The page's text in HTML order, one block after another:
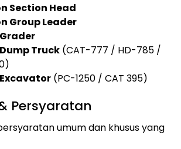
Section Head
Group Leader
Truck (CAT-777 / HD-785 /
(PC-1250 / CAT 395)
Persyaratan
umum dan khusus yang